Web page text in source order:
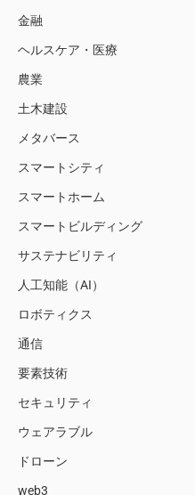
金融
ヘルスケア・医療
農業
土木建設
メタバース
スマートシティ
スマートホーム
スマートビルディング
サステナビリティ
人工知能（AI）
ロボティクス
通信
要素技術
セキュリティ
ウェアラブル
ドローン
web3